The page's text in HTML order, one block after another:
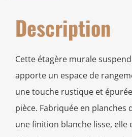
Description
Cette étagère murale
apporte un espace de
une touche rustique et
pièce. Fabriquée en planches
une finition blanche lisse, elle